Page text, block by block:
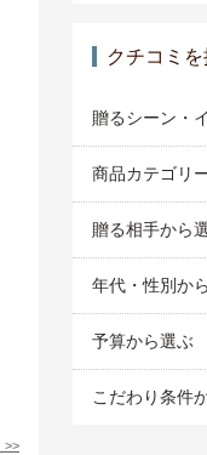
>>
クチコミ
贈るシーン・
商品カテゴリ
贈る相手から
年代・性別か
予算から選ぶ
こだわり条件